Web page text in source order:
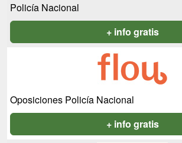
Policía Nacional
+ info gratis
Oposiciones Policía Nacional
+ info gratis